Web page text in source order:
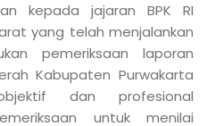
kepada jajaran BPK RI
yang telah menjalankan
pemeriksaan laporan
Kabupaten Purwakarta
dan profesional
untuk menilai